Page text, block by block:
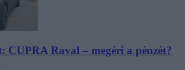
CUPRA Raval – megéri a pénzét?